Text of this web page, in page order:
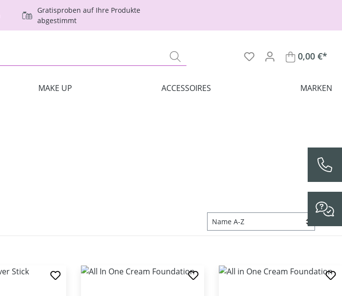
Gratisproben auf Ihre Produkte
abgestimmt
0,00 €*
MAKE UP ACCESSOIRES MARKEN